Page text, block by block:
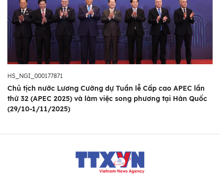
HS_NGI_000177871
Chủ tịch nước Lương Cường dự Tuần lễ Cấp cao APEC lần
thứ 32 (APEC 2025) và làm việc song phương tại Hàn Quốc
(29/10-1/11/2025)